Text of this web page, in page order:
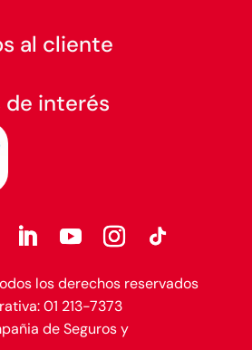
al cliente
de interés
los derechos reservados
01 213-7373
de Seguros y